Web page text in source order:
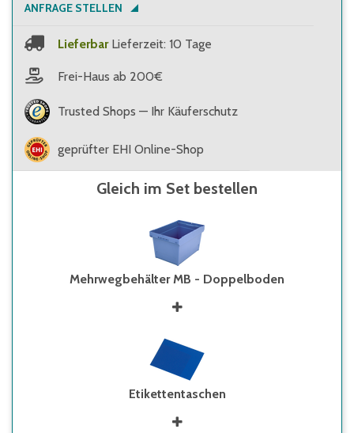
ANFRAGE STELLEN
Lieferbar Lieferzeit: 10 Tage
Frei-Haus ab 200€
Trusted Shops — Ihr Käuferschutz
geprüfter EHI Online-Shop
Gleich im Set bestellen
Mehrwegbehälter MB - Doppelboden
Etikettentaschen